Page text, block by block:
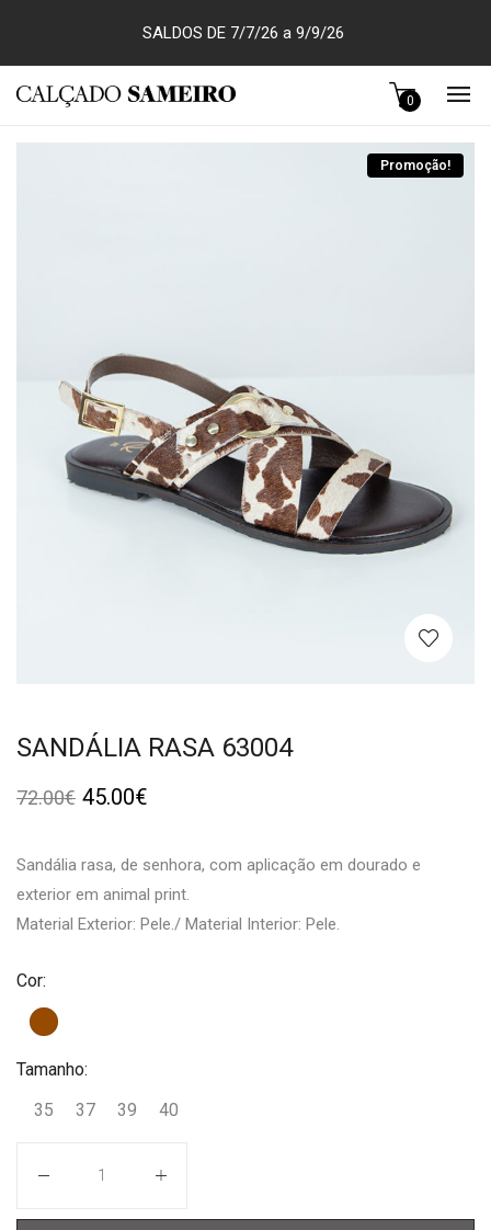
SALDOS DE 7/7/26 a 9/9/26
0
Promoção!
SANDÁLIA RASA 63004
72.00€ 45.00€
Sandália rasa, de senhora, com aplicação em dourado e
exterior em animal print.
Material Exterior: Pele./ Material Interior: Pele.
Cor:
Tamanho:
35
37 39 40